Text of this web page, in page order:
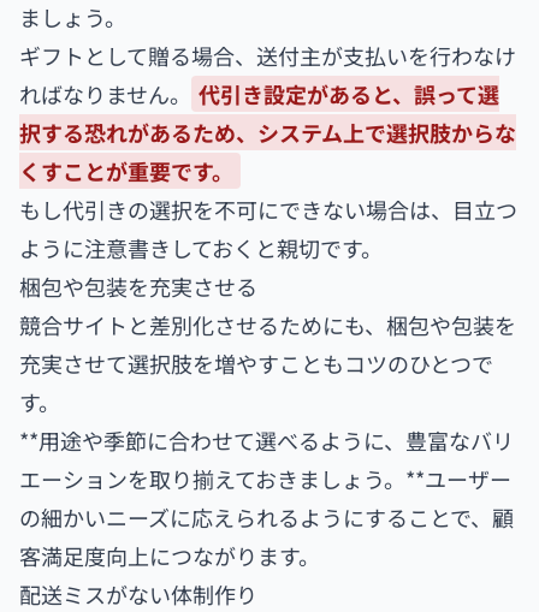
ましょう。
ギフトとして贈る場合、送付主が支払いを行わなけ
ればなりません。
代引き設定があると、誤って選
択する恐れがあるため、システム上で選択肢からな
くすことが重要です。
もし代引きの選択を不可にできない場合は、目立つ
ように注意書きしておくと親切です。
梱包や包装を充実させる
競合サイトと差別化させるためにも、梱包や包装を
充実させて選択肢を増やすこともコツのひとつで
す。
**用途や季節に合わせて選べるように、豊富なバリ
エーションを取り揃えておきましょう。**ユーザー
の細かいニーズに応えられるようにすることで、顧
客満足度向上につながります。
配送ミスがない体制作り